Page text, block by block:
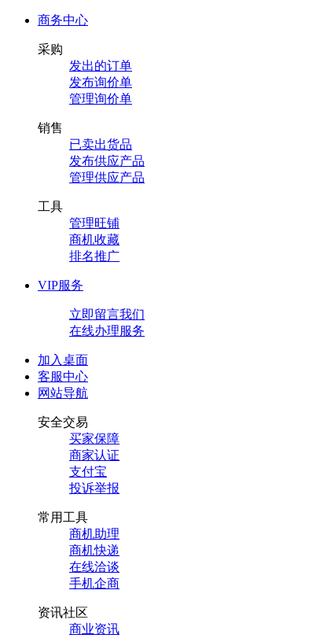
商务中心
采购
发出的订单
发布询价单
管理询价单
销售
已卖出货品
发布供应产品
管理供应产品
工具
管理旺铺
商机收藏
排名推广
VIP服务
立即留言我们
在线办理服务
加入桌面
客服中心
网站导航
安全交易
买家保障
商家认证
支付宝
投诉举报
常用工具
商机助理
商机快递
在线洽谈
手机企商
资讯社区
商业资讯